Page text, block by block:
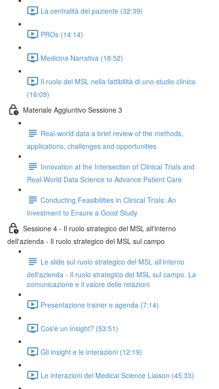
La centralità del paziente (32:39)
PROs (14:14)
Medicina Narrativa (18:52)
Il ruolo del MSL nella fattibilità di uno studio clinico
(16:09)
Materiale Aggiuntivo Sessione 3
Real-world data a brief review of the methods,
applications, challenges and opportunities
Innovation at the Intersection of Clinical Trials and
Real-World Data Science to Advance Patient Care
Conducting Feasibilities in Clinical Trials: An
Investment to Ensure a Good Study
Sessione 4 - Il ruolo strategico del MSL all'interno
dell'azienda - Il ruolo strategico del MSL sul campo
Le slide sul ruolo strategico del MSL all'interno
dell'azienda - Il ruolo strategico del MSL sul campo. La
comunicazione e il valore delle relazioni
Presentazione trainer e agenda (7:14)
Cos'è un insight? (53:51)
Gli insight e le interazioni (12:19)
Le interazioni del Medical Science Liaison (45:33)